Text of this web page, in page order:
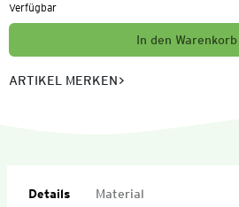
Verfügbar
In den Warenkorb
ARTIKEL MERKEN
Details Material